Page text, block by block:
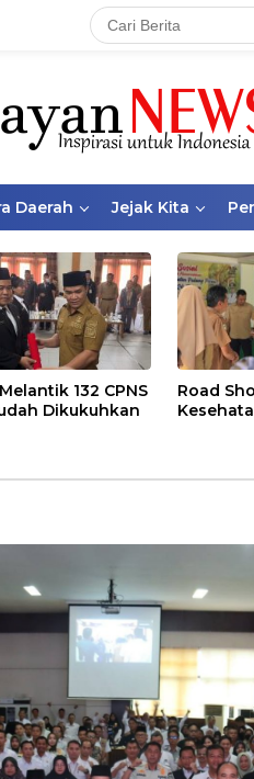
Daerah Jejak Kita
132 CPNS
Dikukuhkan
Road